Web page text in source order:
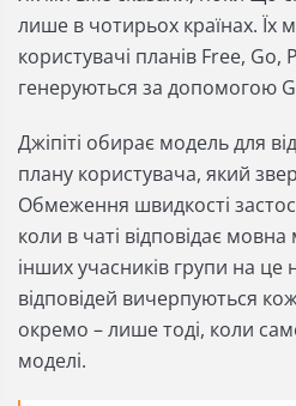
лише в чотирьох країнах. Їх
користувачі планів Free, Go,
генеруються за допомогою
Джіпіті обирає модель для
плану користувача, який
Обмеження швидкості
коли в чаті відповідає
інших учасників групи на це
відповідей вичерпуються
окремо – лише тоді, коли
моделі.